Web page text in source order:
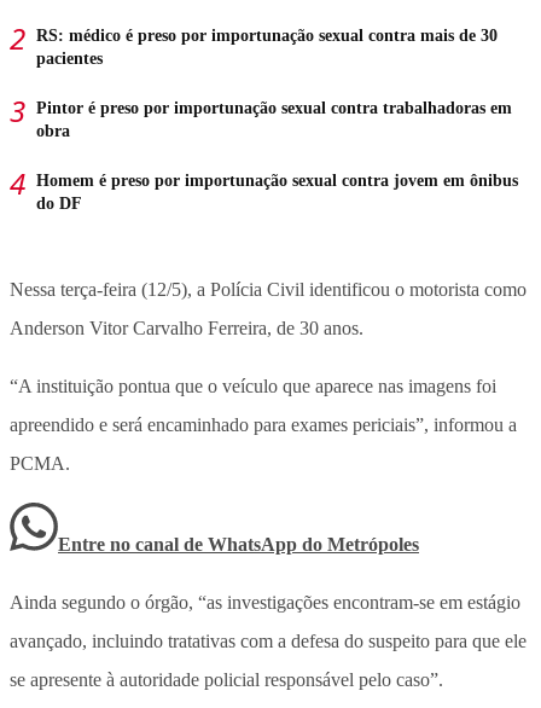
RS: médico é preso por importunação sexual contra mais de 30
pacientes
Pintor é preso por importunação sexual contra trabalhadoras em
obra
Homem é preso por importunação sexual contra jovem em ônibus
do DF
Nessa terça-feira (12/5), a Polícia Civil identificou o motorista como
Anderson Vitor Carvalho Ferreira, de 30 anos.
“A instituição pontua que o veículo que aparece nas imagens foi
apreendido e será encaminhado para exames periciais”, informou a
PCMA.
Entre no canal de WhatsApp do Metrópoles
Ainda segundo o órgão, “as investigações encontram-se em estágio
avançado, incluindo tratativas com a defesa do suspeito para que ele
se apresente à autoridade policial responsável pelo caso”.